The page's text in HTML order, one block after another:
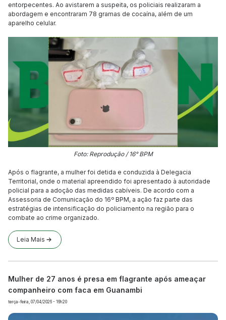
entorpecentes. Ao avistarem a suspeita, os policiais realizaram a
abordagem e encontraram 78 gramas de cocaína, além de um
aparelho celular.
Foto: Reprodução / 16° BPM
Após o flagrante, a mulher foi detida e conduzida à Delegacia
Territorial, onde o material apreendido foi apresentado à autoridade
policial para a adoção das medidas cabíveis. De acordo com a
Assessoria de Comunicação do 16º BPM, a ação faz parte das
estratégias de intensificação do policiamento na região para o
combate ao crime organizado.
Leia Mais
Mulher de 27 anos é presa em flagrante após ameaçar
companheiro com faca em Guanambi
terça-feira, 07/04/2026 - 16h20